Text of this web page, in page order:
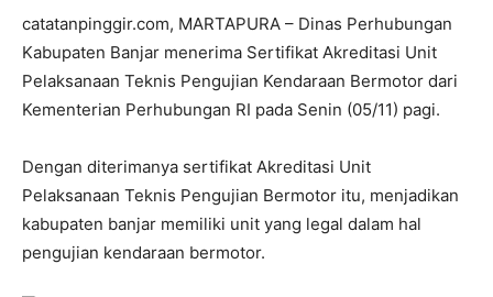
catatanpinggir.com, MARTAPURA – Dinas Perhubungan
Kabupaten Banjar menerima Sertifikat Akreditasi Unit
Pelaksanaan Teknis Pengujian Kendaraan Bermotor dari
Kementerian Perhubungan RI pada Senin (05/11) pagi.
Dengan diterimanya sertifikat Akreditasi Unit
Pelaksanaan Teknis Pengujian Bermotor itu, menjadikan
kabupaten banjar memiliki unit yang legal dalam hal
pengujian kendaraan bermotor.